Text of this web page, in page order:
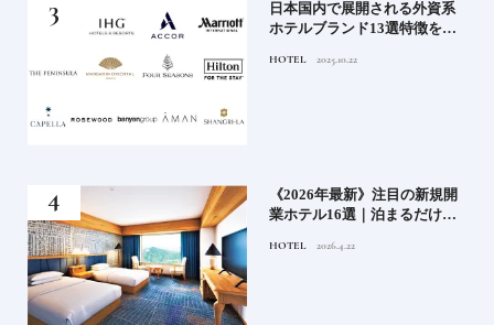
日本国内で展開される外資系
ホテルブランド13選特徴を知
満喫｜ホテルブランド大解剖
HOTEL 2025.10.22
《2026年最新》注目の新規開
業ホテル16選｜泊まるだけで
ル
HOTEL 2026.4.22